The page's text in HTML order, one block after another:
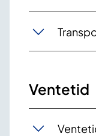
Ventetid